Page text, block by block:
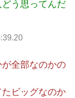
う思ってんだ
全部なのかの
ビッグなのか